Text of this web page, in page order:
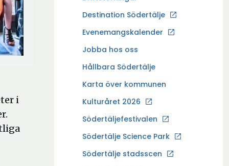
Destination Södertälje
Ö
p
n
a
y
t
f
ö
Evenemangskalender
Jobba hos oss
Ö
p
n
a
y
t
Hållbara Södertälje
Karta över kommunen
Kulturåret 2026
Södertäljefestivalen
Södertälje Science Park
Ö
p
Södertälje stadsscen
i